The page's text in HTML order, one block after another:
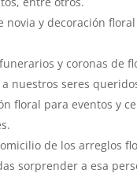
novia y decoración
y coronas de
nuestros seres
floral para eventos y
de los arreglos
sorprender a esa